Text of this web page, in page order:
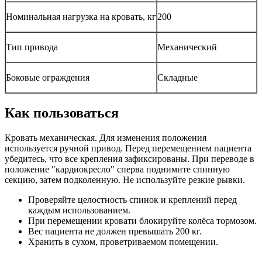
Номинальная нагрузка на кровать, кг200
Тип привода Механический
Боковые ограждения Складные
Как пользоваться
Кровать механическая. Для изменения положения
используется ручной привод. Перед перемещением пациента
убедитесь, что все крепления зафиксированы. При переводе в
положение "кардиокресло" сперва поднимите спинную
секцию, затем подколенную. Не используйте резкие рывки.
Проверяйте целостность спинок и креплений перед
каждым использованием.
При перемещении кровати блокируйте колёса тормозом.
Вес пациента не должен превышать 200 кг.
Хранить в сухом, проветриваемом помещении.